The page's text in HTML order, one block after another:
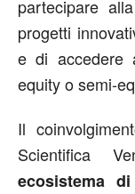
partecipare
progetti
e di accedere
equity o semi-
Il
Scientifica
ecosistema